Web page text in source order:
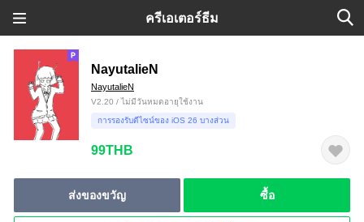
ครีเอเตอร์ธีม
NayutalieN
NayutalieN
V2.20 / ไม่มีวันหมดอายุใช้งาน
การรองรับดีไซน์ของ iOS 26 บางส่วน
99THB
ส่งของขวัญ ซื้อ